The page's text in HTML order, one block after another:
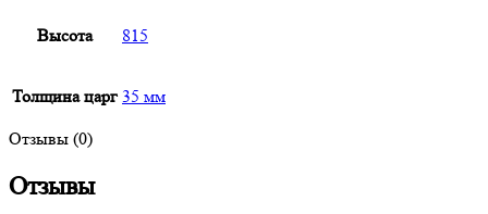
Высота 815
Толщина царг 35 мм
Отзывы (0)
Отзывы